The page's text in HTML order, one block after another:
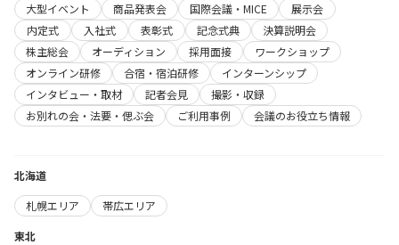
大型イベント
商品発表会 国際会議・MICE
展示会
内定式
入社式 表彰式 記念式典
決算説明会
株主総会
オーディション 採用面接
ワークショップ
オンライン研修
合宿・宿泊研修
インターンシップ
インタビュー・取材
記者会見
撮影・収録
お別れの会・法要・偲ぶ会
ご利用事例 会議のお役立ち情報
北海道
札幌エリア
帯広エリア
東北